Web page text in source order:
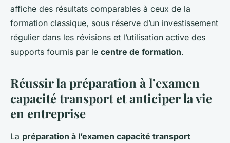
affiche des résultats comparables à ceux de la
formation classique, sous réserve d’un investissement
régulier dans les révisions et l’utilisation active des
supports fournis par le centre de formation.
Réussir la préparation à l’examen
capacité transport et anticiper la vie
en entreprise
La préparation à l’examen capacité transport